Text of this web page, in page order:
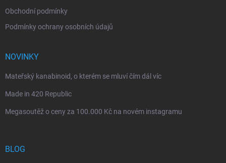
Obchodní podmínky
Podmínky ochrany osobních údajů
NOVINKY
Mateřský kanabinoid, o kterém se mluví čím dál víc
Made in 420 Republic
Megasoutěž o ceny za 100.000 Kč na novém instagramu
BLOG